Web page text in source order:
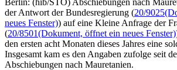
der Antwort der Bundesregierung (20/9025
neues Fenster)) auf eine Kleine Anfrage der
(20/8501(Dokument, öffnet ein neues Fenster)
den ersten acht Monaten dieses Jahres eine
Insgesamt kam es den Angaben zufolge seit
Abschiebungen nach Mauretanien.